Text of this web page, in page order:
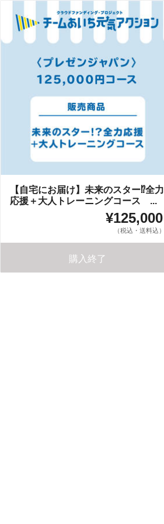
【自宅にお届け】未来のスター⁉全力
応援＋大人トレーニングコース ...
¥125,000
（税込・送料込）
購入終了